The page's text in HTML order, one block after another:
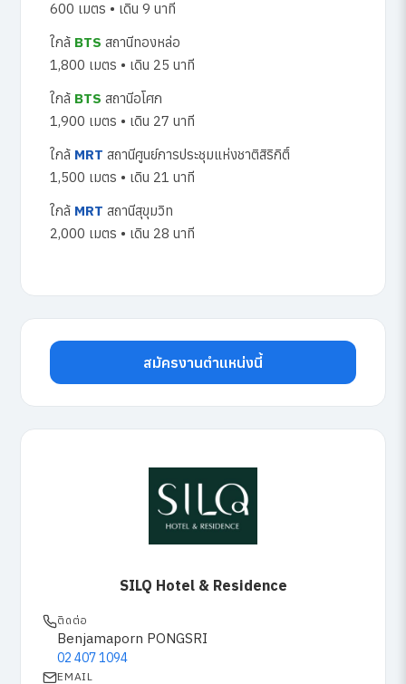
600 เมตร • เดิน 9 นาที
ใกล้ BTS สถานีทองหล่อ
1,800 เมตร • เดิน 25 นาที
ใกล้ BTS สถานีอโศก
1,900 เมตร • เดิน 27 นาที
ใกล้ MRT สถานีศูนย์การประชุมแห่งชาติสิริกิติ์
1,500 เมตร • เดิน 21 นาที
ใกล้ MRT สถานีสุขุมวิท
2,000 เมตร • เดิน 28 นาที
สมัครงานตำแหน่งนี้
SILQ Hotel & Residence
ติดต่อ
Benjamaporn PONGSRI
02 407 1094
EMAIL